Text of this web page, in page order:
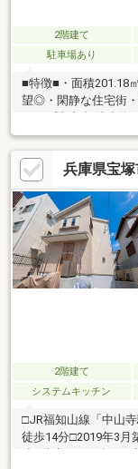
2階建て
駐車場あり
■特徴■・面積201.18
望◎・閑静な住宅街
10分
兵庫県宝
2階建て
システムキッチン
□JR福知山線「中山
徒歩14分□2019年3月